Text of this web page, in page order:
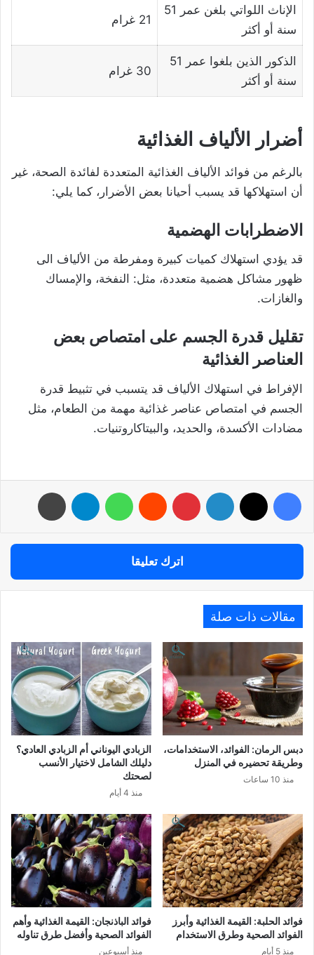
الإناث اللواتي بلغن عمر 51
سنة أو أكثر
21 غرام
الذكور الذين بلغوا عمر 51
سنة أو أكثر
30 غرام
أضرار الألياف الغذائية
بالرغم من فوائد الألياف الغذائية المتعددة لفائدة الصحة، غير
أن استهلاكها قد يسبب أحيانا بعض الأضرار، كما يلي:
الاضطرابات الهضمية
قد يؤدي استهلاك كميات كبيرة ومفرطة من الألياف الى
ظهور مشاكل هضمية متعددة، مثل: النفخة، والإمساك
والغازات.
تقليل قدرة الجسم على امتصاص بعض
العناصر الغذائية
الإفراط في استهلاك الألياف قد يتسبب في تثبيط قدرة
الجسم في امتصاص عناصر غذائية مهمة من الطعام، مثل
مضادات الأكسدة، والحديد، والبيتاكاروتنيات.
فيسبوك لينكدإن بينتيريست واتساب تيلقرام
اترك تعليقا
مقالات ذات صلة
دبس الرمان: الفوائد، الاستخدامات،
وطريقة تحضيره في المنزل
منذ 10 ساعات
الزبادي اليوناني أم الزبادي العادي؟
دليلك الشامل لاختيار الأنسب
لصحتك
منذ 4 أيام
فوائد الحلبة: القيمة الغذائية وأبرز
الفوائد الصحية وطرق الاستخدام
منذ 5 أيام
فوائد الباذنجان: القيمة الغذائية وأهم
الفوائد الصحية وأفضل طرق تناوله
منذ أسبوعين